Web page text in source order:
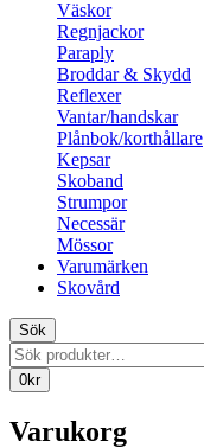
Väskor
Regnjackor
Paraply
Broddar & Skydd
Reflexer
Vantar/handskar
Plånbok/korthållare
Kepsar
Skoband
Strumpor
Necessär
Mössor
Varumärken
Skovård
Sök
Sök
efter:
0kr
Varukorg